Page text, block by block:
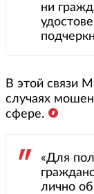
ни
В этой связи
случаях
сфере.
«Для
лично